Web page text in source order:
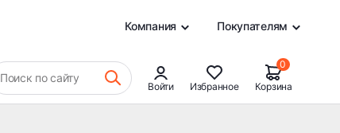
Компания Покупателям
Поиск по сайту
Войти Избранное
0
Корзина